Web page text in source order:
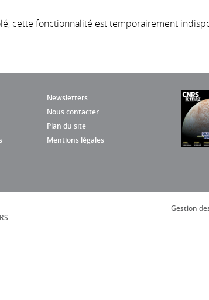
cette fonctionnalité est temporairement
Newsletters
Nous contacter
Plan du site
Mentions légales
Gestion